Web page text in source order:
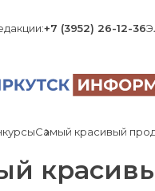
+7 (3952) 26-12-36
Самый красивый